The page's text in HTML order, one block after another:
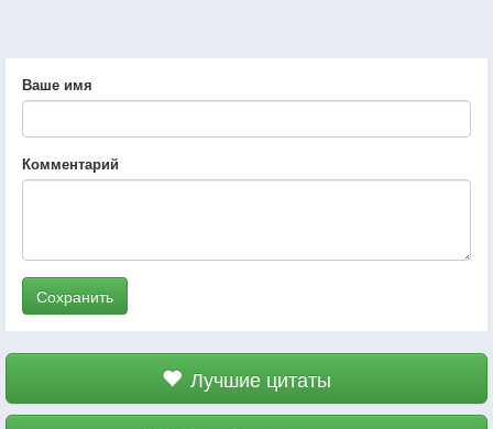
Ваше имя
Комментарий
Сохранить
Лучшие цитаты